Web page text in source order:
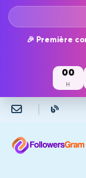
🎉 Première
00
H